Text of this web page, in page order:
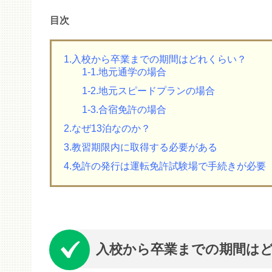
目次
1.入校から卒業までの期間はどれくらい？
1-1.地元通学の場合
1-2.地元スピードプランの場合
1-3.合宿免許の場合
2.なぜ13泊なのか？
3.教習期限内に取得する必要がある
4.免許の発行は運転免許試験場で手続きが必要
入校から卒業までの期間は